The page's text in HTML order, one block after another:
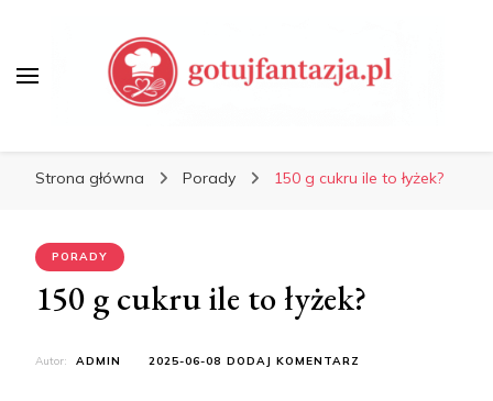
Gotować
Porady Kulinarne, Jak
Strona główna Porady 150 g cukru ile to łyżek?
PORADY
150 g cukru ile to łyżek?
Autor: ADMIN 2025-06-08 DODAJ KOMENTARZ